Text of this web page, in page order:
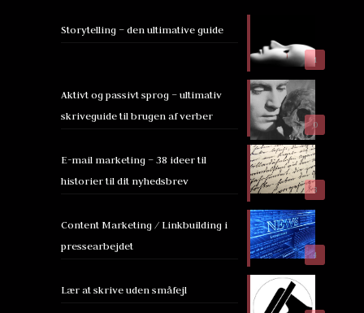
1
Storytelling – den ultimative guide
0
Aktivt og passivt sprog – ultimativ
skriveguide til brugen af verber
3
E-mail marketing – 38 ideer til
historier til dit nyhedsbrev
4
Content Marketing / Linkbuilding i
pressearbejdet
Lær at skrive uden småfejl